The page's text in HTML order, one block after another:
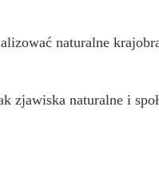
naturalne
naturalne i